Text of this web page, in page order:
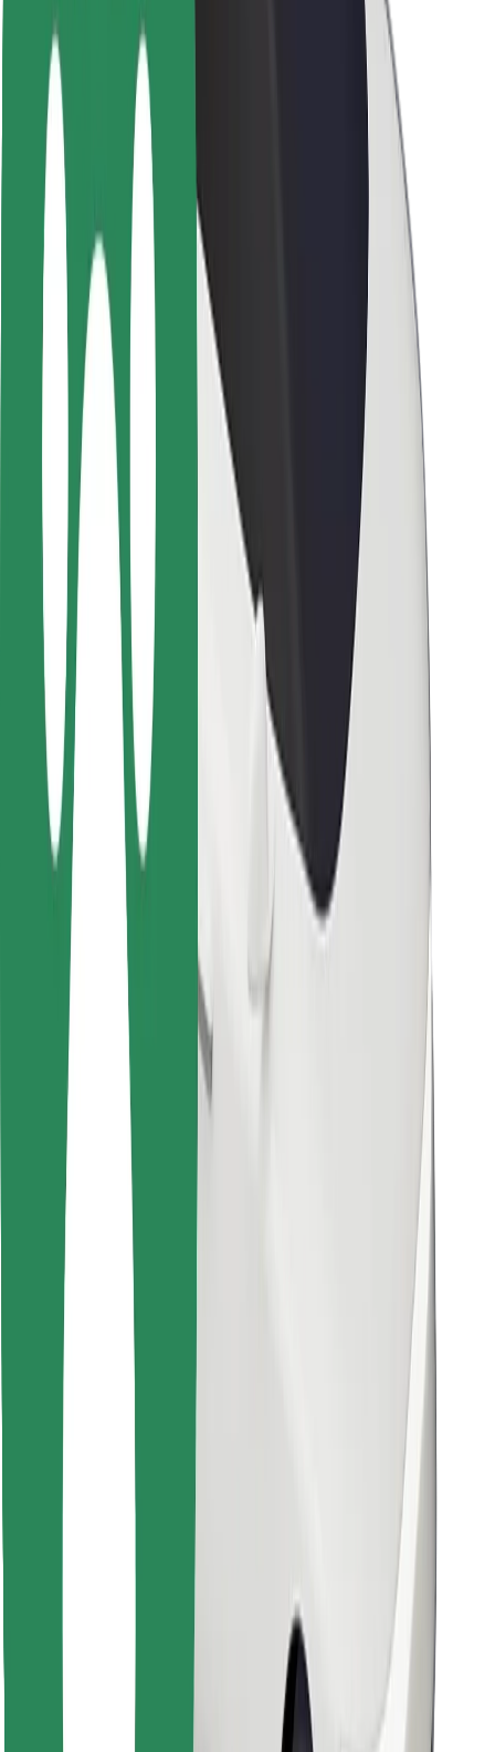
Seguridad para usuarios
Seguridad para conductores
Seguridad para patinetes
Safety Lab
Ciudades
Dónde estamos
Soluciones para las ciudades
Aeropuertos
Estaciones de carga de Bolt
Soporte
Para usuarios
Para conductores
Para repartidores
Bolt Food
Para propietarios de flota
Para restaurantes
Bolt para empresas
Otros
Proveedores
Términos y Condiciones
Cookies
Seguridad
¡Conseguí un viaje en minutos!
Descargar la app de Bolt
Encontrá tu comida favorita
Descargar la app de Bolt Food